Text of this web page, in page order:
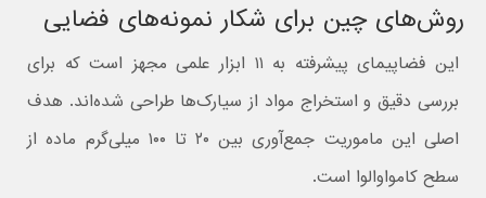
روش‌های چین برای شکار نمونه‌های فضایی
این فضاپیمای پیشرفته به ۱۱ ابزار علمی مجهز است که برای
بررسی دقیق و استخراج مواد از سیارک‌ها طراحی شده‌اند. هدف
اصلی این ماموریت جمع‌آوری بین ۲۰ تا ۱۰۰ میلی‌گرم ماده از
سطح کامواوالوا است.